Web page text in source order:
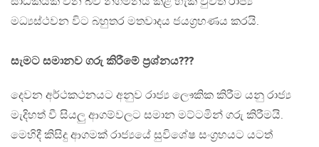
මධ්‍යස්ථවන විට බහුතර මතවාදය ජයග්‍රහණය කරයි.
සැමට සමානව ගරු කිරීමේ ප්‍රශ්නය???
දෙවන අර්ථකථනයට අනුව රාජ්‍ය ලෞකික කිරීම යනු රාජ්‍ය
මැදිහත් වී සියලු ආගම්වලට සමාන මට්ටමින් ගරු කිරීමයි.
මෙහිදී කිසිදු ආගමක් රාජ්‍යයේ සුවිශේෂ සංග්‍රහයට යටත්